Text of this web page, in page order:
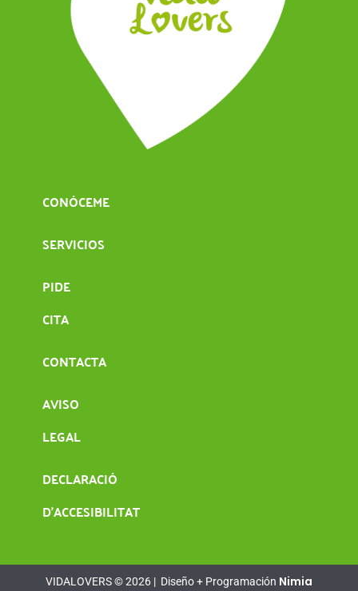
CONÓCEME
SERVICIOS
PIDE
CITA
CONTACTA
AVISO
LEGAL
DECLARACIÓ
D’ACCESIBILITAT
VIDALOVERS © 2026 | Diseño + Programación Nimia